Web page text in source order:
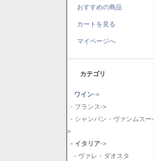
おすすめの商品
カートを見る
マイページへ
カテゴリ
ワイン->
- フランス->
- シャンパン・ヴァンムスー-
>
- イタリア->
- ヴァレ・ダオスタ